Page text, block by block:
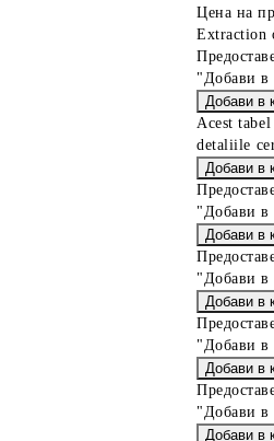
Цена на
Extraction
"Добави в
Acest
detaliile
"Добави в
"Добави в
"Добави в
"Добави в